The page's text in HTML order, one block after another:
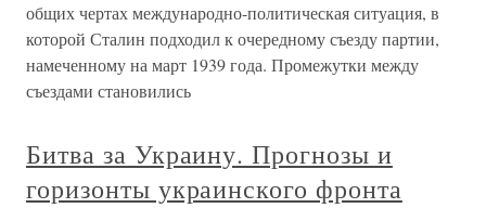
общих чертах международно-политическая ситуация, в
которой Сталин подходил к очередному съезду партии,
намеченному на март 1939 года. Промежутки между
съездами становились
Битва за Украину. Прогнозы и
горизонты украинского фронта